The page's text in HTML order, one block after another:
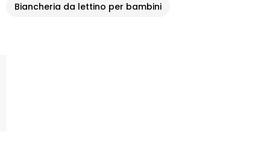
Biancheria da lettino per bambini